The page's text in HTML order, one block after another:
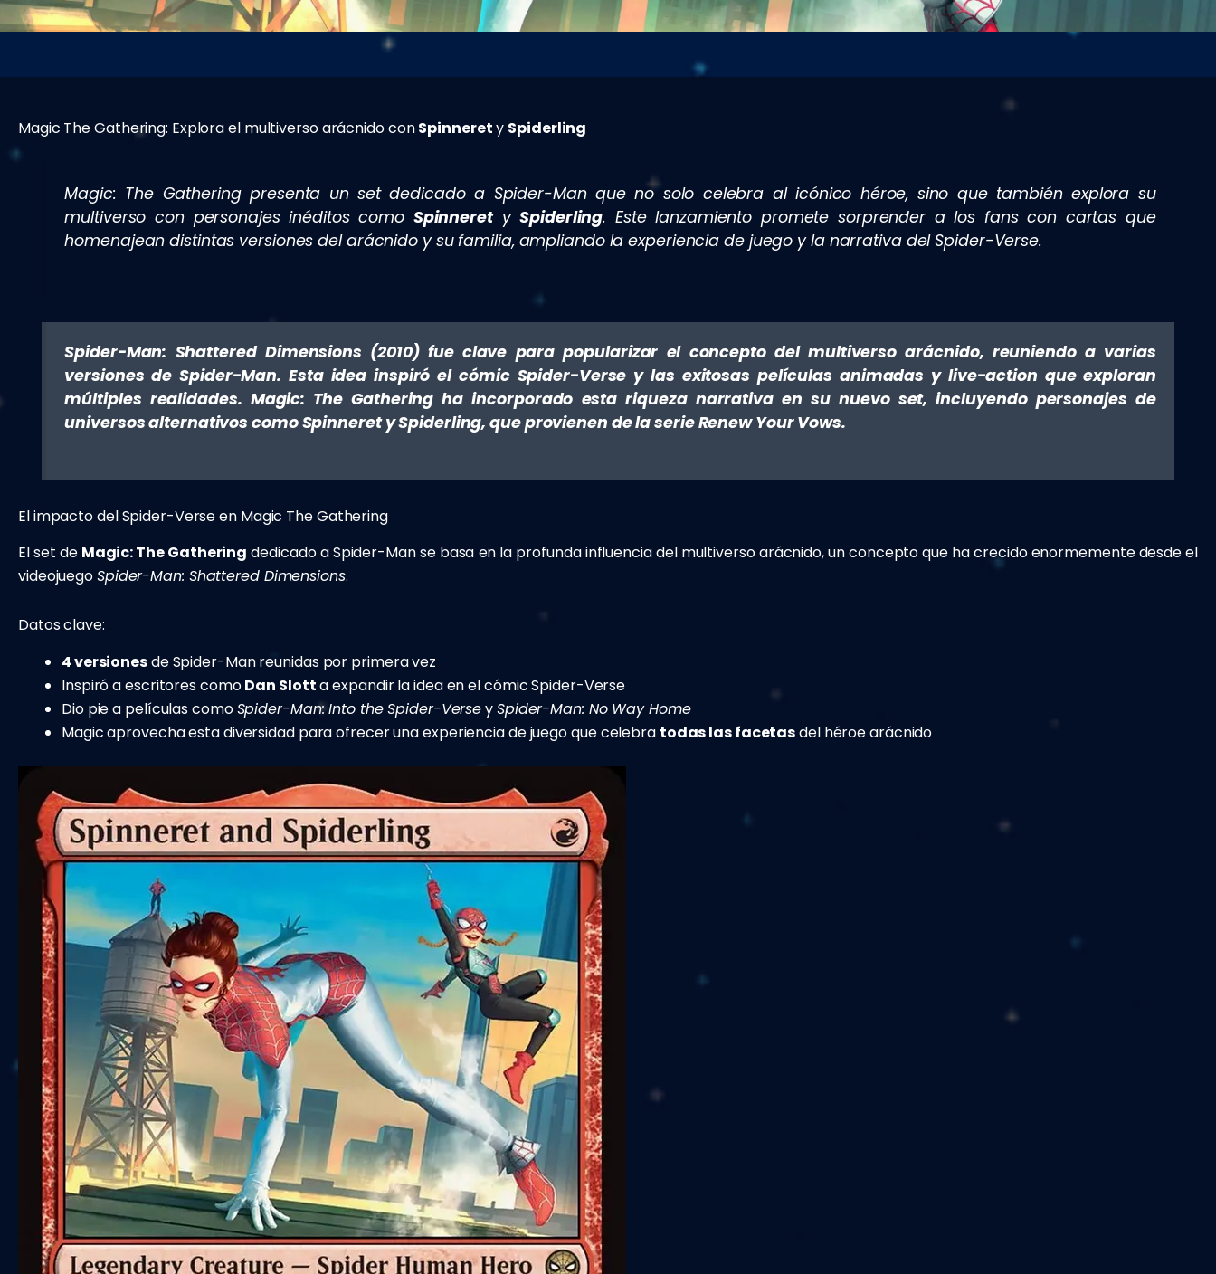
Magic The Gathering: Explora el multiverso arácnido conSpinnerety Spiderling
Magic: The Gathering presenta un set dedicado a Spider-Man que no solo celebra al icónico héroe, sino que también explora su
multiverso con personajes inéditos como SpinneretySpiderling. Este lanzamiento promete sorprender a los fans con cartas que
homenajean distintas versiones del arácnido y su familia, ampliando la experiencia de juego y la narrativa del Spider-Verse.
Spider-Man: Shattered Dimensions (2010) fue clave para popularizar el concepto del multiverso arácnido, reuniendo a varias
versiones de Spider-Man. Esta idea inspiró el cómic Spider-Verse y las exitosas películas animadas y live-action que exploran
múltiples realidades. Magic: The Gathering ha incorporado esta riqueza narrativa en su nuevo set, incluyendo personajes de
universos alternativos como Spinneret y Spiderling, que provienen de la serieRenew Your Vows.
El impacto del Spider-Verse en Magic The Gathering
El set de Magic: The Gathering dedicado a Spider-Man se basa en la profunda influencia del multiverso arácnido, un concepto que ha crecido enormemente desde el
videojuegoSpider-Man: Shattered Dimensions.
Datos clave:
4 versionesde Spider-Man reunidas por primera vez
Inspiró a escritores comoDan Slotta expandir la idea en el cómic Spider-Verse
Dio pie a películas comoSpider-Man: Into the Spider-VerseySpider-Man: No Way Home
Magic aprovecha esta diversidad para ofrecer una experiencia de juego que celebra todas las facetasdel héroe arácnido